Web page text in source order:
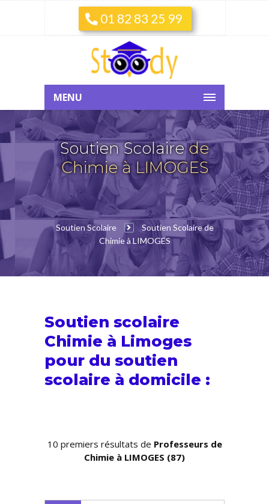
01 82 83 25 99
MENU
Soutien Scolairede
Chimie à LIMOGES
Soutien Scolaire
Soutien Scolaire de
Chimie à LIMOGES
Soutien scolaire
Chimie à Limoges
pour du soutien
scolaire à domicile :
10 premiers résultats de Professeurs de
Chimie à LIMOGES (87)